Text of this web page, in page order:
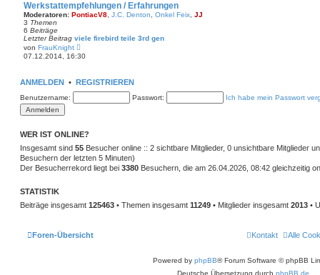
a
e
s
t
B
e
i
a
Werkstattempfehlungen / Erfahrungen
Moderatoren: PontiacV8 J.C. Denton Onkel Feix JJ
3 Themen
6 Beiträge
Letzter Beitrag viele firebird teile 3rd gen
von FrauKnight
e
u
t
e
t
r
a
g
07.12.2014, 16:30
ANMELDEN • REGISTRIEREN
Benutzername: Passwort: Ich habe mein Passwort
WER IST ONLINE?
Insgesamt sind 55 Besucher online :: 2 sichtbare Mitglieder, 0 unsichtbare Mitglieder
Besuchern der letzten 5 Minuten)
Der Besucherrekord liegt bei 3380 Besuchern, die am 26.04.2026, 08:42 gleichzeitig
STATISTIK
Beiträge insgesamt 125463 • Themen insgesamt 11249 • Mitglieder insgesamt 2013 •
Foren-Übersicht Alle
Kontakt
Powered by phpBB® Forum Software © phpBB
Deutsche Übersetzung durch phpBB.de